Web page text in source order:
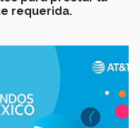
requerida.